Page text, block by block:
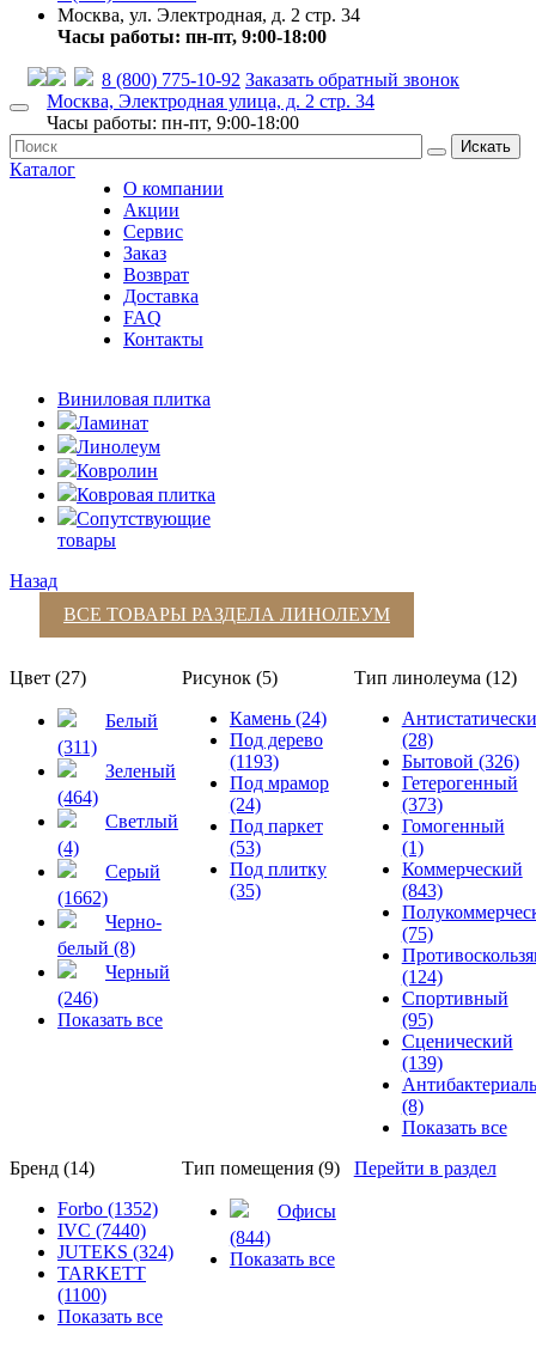
Москва, ул. Электродная, д. 2 стр. 34
Часы работы: пн-пт, 9:00-18:00
8 (800) 775-10-92 Заказать обратный звонок
Москва, Электродная улица, д. 2 стр. 34
Часы работы: пн-пт, 9:00-18:00
Искать
Каталог
О компании
Акции
Сервис
Заказ
Возврат
Доставка
FAQ
Контакты
Виниловая плитка
Ламинат
Линолеум
Ковролин
Ковровая плитка
Сопутствующие
товары
Назад
ВСЕ ТОВАРЫ РАЗДЕЛА ЛИНОЛЕУМ
Цвет (27)
Белый
(311)
Зеленый
(464)
Светлый
(4)
Серый
(1662)
Черно-
белый (8)
Черный
(246)
Показать все
Рисунок (5)
Камень (24)
Под дерево
(1193)
Под мрамор
(24)
Под паркет
(53)
Под плитку
(35)
Тип линолеума (12)
(28)
Бытовой (326)
Гетерогенный
(373)
Гомогенный
(1)
Коммерческий
(843)
(75)
(124)
Спортивный
(95)
Сценический
(139)
(8)
Показать все
Бренд (14)
Forbo (1352)
IVC (7440)
JUTEKS (324)
TARKETT
(1100)
Показать все
Тип помещения (9)
Офисы
(844)
Показать все
Перейти в раздел